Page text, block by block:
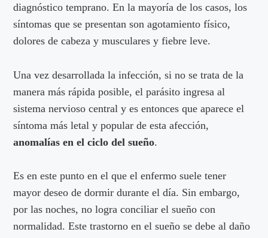
diagnóstico temprano. En la mayoría de los casos, los
síntomas que se presentan son agotamiento físico,
dolores de cabeza y musculares y fiebre leve.
Una vez desarrollada la infección, si no se trata de la
manera más rápida posible, el parásito ingresa al
sistema nervioso central y es entonces que aparece el
síntoma más letal y popular de esta afección,
anomalías en el ciclo del sueño.
Es en este punto en el que el enfermo suele tener
mayor deseo de dormir durante el día. Sin embargo,
por las noches, no logra conciliar el sueño con
normalidad. Este trastorno en el sueño se debe al daño